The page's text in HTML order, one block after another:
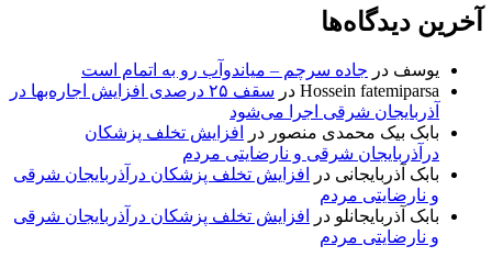
آخرین دیدگاه‌ها
یوسف در جاده سرچم – میاندوآب رو به اتمام است
Hossein fatemiparsa در
سقف ۲۵ درصدی افزایش اجاره‌بها در
آذربایجان شرقی اجرا می‌شود
بابک بیک محمدی منصور در
افزایش تخلف پزشکان
درآذربایجان شرقی و نارضایتی مردم
بابک آذربایجانی در
افزایش تخلف پزشکان درآذربایجان شرقی
و نارضایتی مردم
بابک آذربایجانلو در
افزایش تخلف پزشکان درآذربایجان شرقی
و نارضایتی مردم